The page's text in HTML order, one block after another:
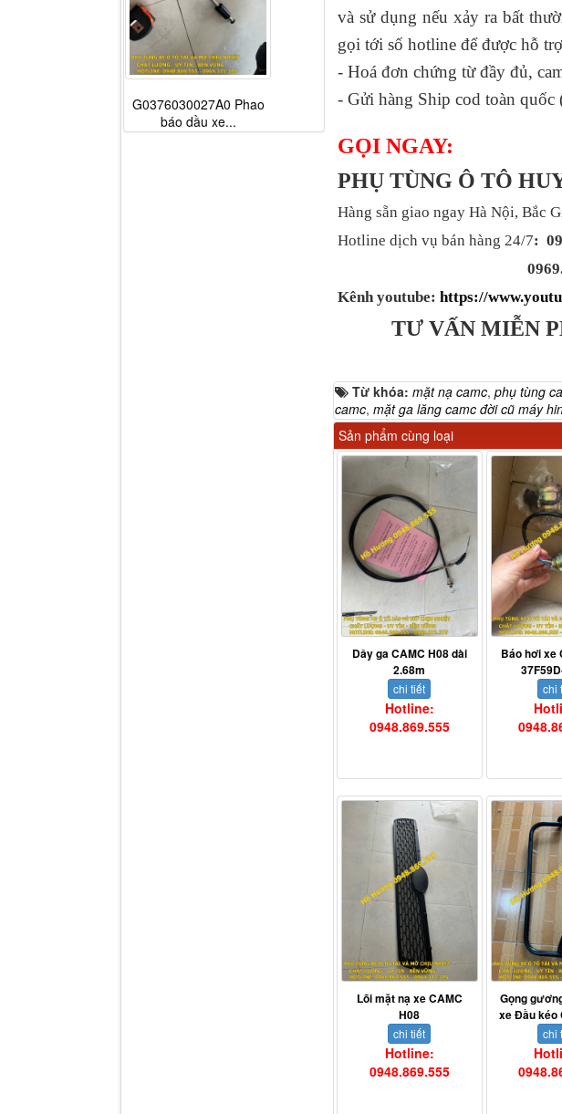
và sử dụng nếu xảy ra bất
gọi tới số hotline để được hỗ
- Hoá đơn chứng từ đầy đủ,
- Gửi hàng Ship cod toàn
GỌI NGAY:
PHỤ TÙNG Ô TÔ
Hàng sẵn giao ngay Hà Nội, Bắc
Hotline dịch vụ bán hàng 24/7:
Kênh youtube: https://
TƯ VẤN MIỄN
Từ khóa: mặt nạ camc, phụ tùng
camc, mặt ga lăng camc đời cũ máy
Sản phẩm cùng loại
Dây ga CAMC H08 dài
2.68m
chi tiết
Hotline:
0948.869.555
Báo hơi xe
chi
Lõi mặt nạ xe CAMC
H08
chi tiết
Hotline:
0948.869.555
Gọng
xe Đầu kéo
chi
G0376030027A0 Phao
báo dầu xe...